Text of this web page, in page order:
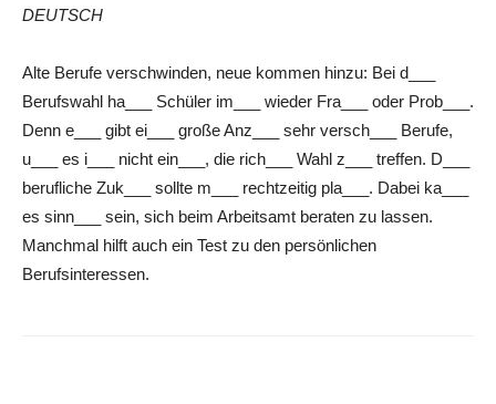
DEUTSCH
Alte Berufe verschwinden, neue kommen hinzu: Bei d___
Berufswahl ha___ Schüler im___ wieder Fra___ oder Prob___.
Denn e___ gibt ei___ große Anz___ sehr versch___ Berufe,
u___ es i___ nicht ein___, die rich___ Wahl z___ treffen. D___
berufliche Zuk___ sollte m___ rechtzeitig pla___. Dabei ka___
es sinn___ sein, sich beim Arbeitsamt beraten zu lassen.
Manchmal hilft auch ein Test zu den persönlichen
Berufsinteressen.